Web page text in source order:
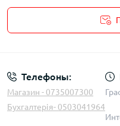
Телефоны:
Магазин - 0735007300
Бухгалтерія- 0503041964